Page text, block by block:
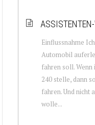
Einflussnahme
Automobil
fahren soll.
240 stelle, dann
fahren. Und nicht
wolle...